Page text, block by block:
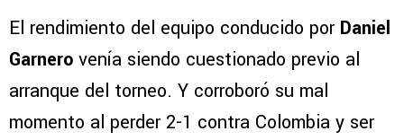
El rendimiento del equipo conducido por Daniel
Garnero venía siendo cuestionado previo al
arranque del torneo. Y corroboró su mal
momento al perder 2-1 contra Colombia y ser